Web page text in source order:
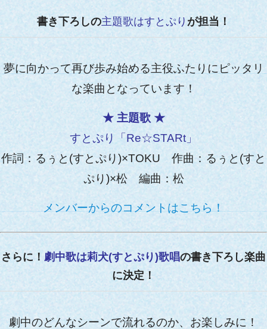
書き下ろしの主題歌はすとぷり が担当！
夢に向かって再び歩み始める主役ふたりにピッタリ
な楽曲となっています！
★ 主題歌 ★
すとぷり 「Re☆STARt」
作詞：るぅと (すとぷり)×TOKU 作曲：るぅと (すと
ぷり)×松 編曲：松
メンバーからのコメントはこちら！
さらに！劇中歌は莉犬(すとぷり)歌唱の書き下ろし楽曲
に決定！
劇中のどんなシーンで流れるのか、お楽しみに！